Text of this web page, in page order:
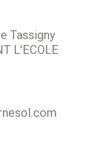
Tassigny
L'ECOLE